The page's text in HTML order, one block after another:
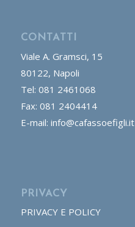
CONTATTI
Viale A. Gramsci, 15
80122, Napoli
Tel: 081 2461068
Fax: 081 2404414
E-mail: info@cafassoefigli.it
PRIVACY
PRIVACY E POLICY